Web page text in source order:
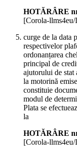
HOTĂRÂRE
[Corola-
curge de la data
respectivelor
ordonanțarea
principal de
ajutorului de stat
la motorină
constituie
modul de
Plata se
la
HOTĂRÂRE
[Corola-